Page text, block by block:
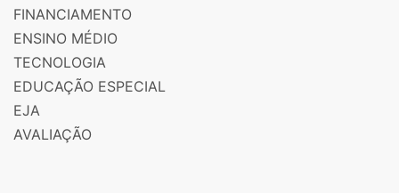
FINANCIAMENTO
ENSINO MÉDIO
TECNOLOGIA
EDUCAÇÃO ESPECIAL
EJA
AVALIAÇÃO